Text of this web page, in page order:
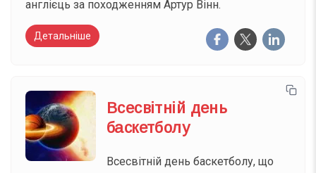
англієць за походженням Артур Вінн.
Детальніше
Всесвітній день
баскетболу
Всесвітній день баскетболу, що